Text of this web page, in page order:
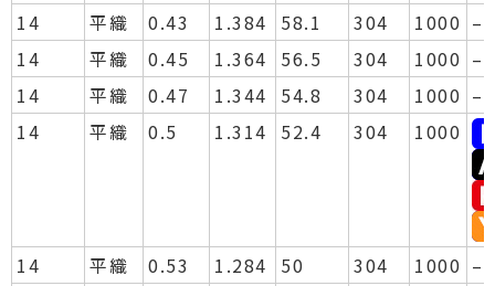
14
平織 0.43 1.384 58.1 304 1000 –
14
平織 0.45 1.364 56.5 304 1000 –
14
平織 0.47 1.344 54.8 304 1000 –
14
平織 0.5 1.314 52.4 304 1000
14 平織 0.53 1.284 50 304 1000 –